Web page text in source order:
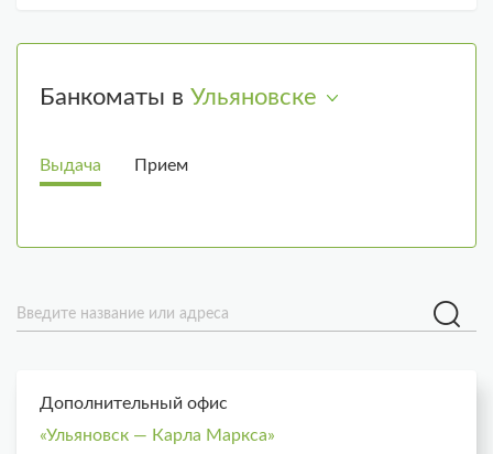
Банкоматы в Ульяновске
Выдача Прием
Введите название или адреса
Дополнительный офис
«Ульяновск — Карла Маркса»